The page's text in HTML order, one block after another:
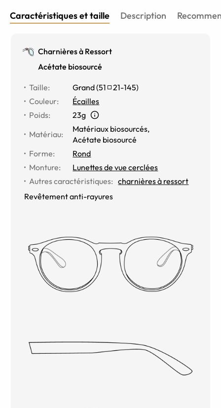
Caractéristiques et taille Description
Charnières à Ressort
Acétate biosourcé
Taille: Grand(51 21-145)
Couleur:
Écailles
Poids:
23g
Matériau:
Matériaux biosourcés,
Acétate biosourcé
Forme:
Rond
Monture:
Lunettes de vue cerclées
Autres caractéristiques: charnières à ressort
Revêtement anti-rayures